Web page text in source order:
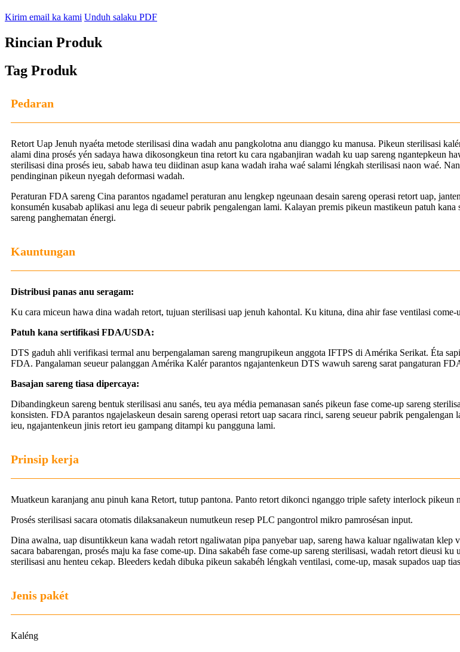
Kirim email ka kami Unduh salaku PDF
Rincian Produk
Tag Produk
Pedaran
Retort Uap Jenuh nyaéta metode sterilisasi dina wadah anu pangkolotna anu dianggo ku manusa. Pikeun sterilisasi
alami dina prosés yén sadaya hawa dikosongkeun tina retort ku cara ngabanjiran wadah ku uap sareng ngantepkeun
sterilisasi dina prosés ieu, sabab hawa teu diidinan asup kana wadah iraha waé salami léngkah sterilisasi naon waé.
pendinginan pikeun nyegah deformasi wadah.
Peraturan FDA sareng Cina parantos ngadamel peraturan anu lengkep ngeunaan desain sareng operasi retort uap,
konsumén kusabab aplikasi anu lega di seueur pabrik pengalengan lami. Kalayan premis pikeun mastikeun patuh
sareng panghematan énergi.
Kauntungan
Distribusi panas anu seragam:
Ku cara miceun hawa dina wadah retort, tujuan sterilisasi uap jenuh kahontal. Ku kituna, dina ahir fase ventilasi come-
Patuh kana sertifikasi FDA/USDA:
DTS gaduh ahli verifikasi termal anu berpengalaman sareng mangrupikeun anggota IFTPS di Amérika Serikat. Éta
FDA. Pangalaman seueur palanggan Amérika Kalér parantos ngajantenkeun DTS wawuh sareng sarat pangaturan
Basajan sareng tiasa dipercaya:
Dibandingkeun sareng bentuk sterilisasi anu sanés, teu aya média pemanasan sanés pikeun fase come-up sareng
konsisten. FDA parantos ngajelaskeun desain sareng operasi retort uap sacara rinci, sareng seueur pabrik
ieu, ngajantenkeun jinis retort ieu gampang ditampi ku pangguna lami.
Prinsip kerja
Muatkeun karanjang anu pinuh kana Retort, tutup pantona. Panto retort dikonci nganggo triple safety interlock pikeun
Prosés sterilisasi sacara otomatis dilaksanakeun numutkeun resep PLC pangontrol mikro pamrosésan input.
Dina awalna, uap disuntikkeun kana wadah retort ngaliwatan pipa panyebar uap, sareng hawa kaluar ngaliwatan klep
sacara babarengan, prosés maju ka fase come-up. Dina sakabéh fase come-up sareng sterilisasi, wadah retort dieusi
sterilisasi anu henteu cekap. Bleeders kedah dibuka pikeun sakabéh léngkah ventilasi, come-up, masak supados uap
Jenis pakét
Kaléng